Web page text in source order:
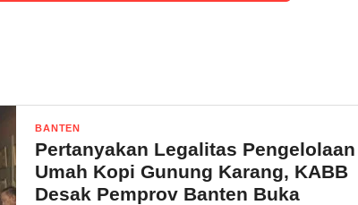
BANTEN
Pertanyakan Legalitas Pengelolaan
Umah Kopi Gunung Karang, KABB
Desak Pemprov Banten Buka